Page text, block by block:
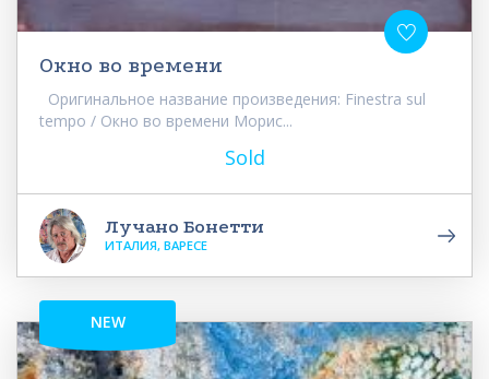
Окно во времени
Оригинальное название произведения: Finestra sul
tempo / Окно во времени Морис...
Sold
Лучано Бонетти
ИТАЛИЯ, ВАРЕСЕ
NEW